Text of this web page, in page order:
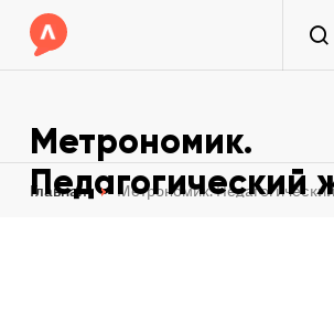
Метрономик.
Педагогический
Главная Метрономик.